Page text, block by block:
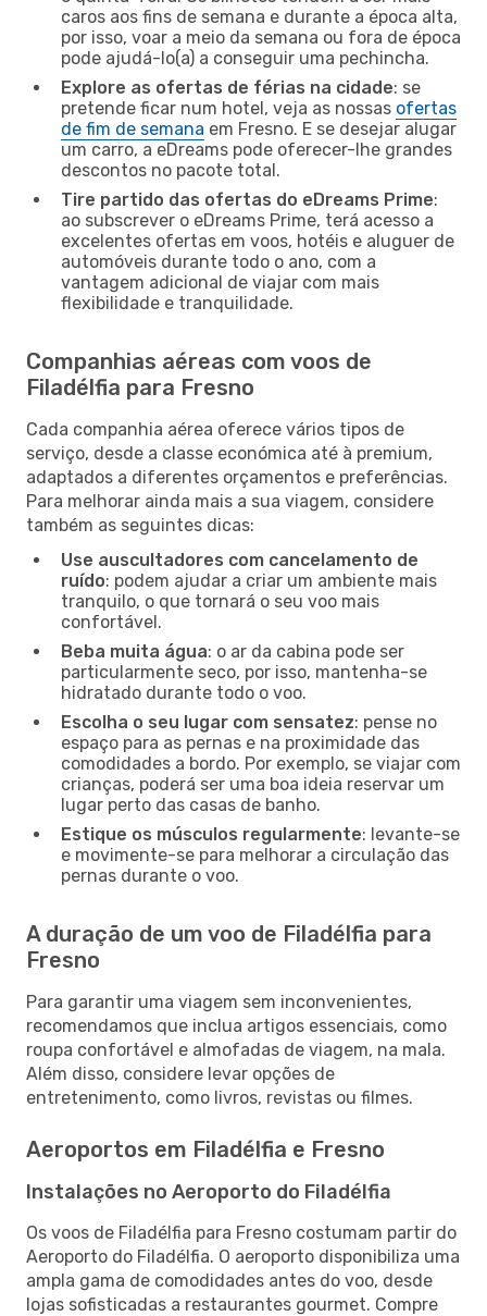
caros aos fins de semana e durante a época alta,
por isso, voar a meio da semana ou fora de época
pode ajudá-lo(a) a conseguir uma pechincha.
Explore as ofertas de férias na cidade: se
pretende ficar num hotel, veja as nossas ofertas
de fim de semana em Fresno. E se desejar alugar
um carro, a eDreams pode oferecer-lhe grandes
descontos no pacote total.
Tire partido das ofertas do eDreams Prime:
ao subscrever o eDreams Prime, terá acesso a
excelentes ofertas em voos, hotéis e aluguer de
automóveis durante todo o ano, com a
vantagem adicional de viajar com mais
flexibilidade e tranquilidade.
Companhias aéreas com voos de
Filadélfia para Fresno
Cada companhia aérea oferece vários tipos de
serviço, desde a classe económica até à premium,
adaptados a diferentes orçamentos e preferências.
Para melhorar ainda mais a sua viagem, considere
também as seguintes dicas:
Use auscultadores com cancelamento de
ruído: podem ajudar a criar um ambiente mais
tranquilo, o que tornará o seu voo mais
confortável.
Beba muita água: o ar da cabina pode ser
particularmente seco, por isso, mantenha-se
hidratado durante todo o voo.
Escolha o seu lugar com sensatez: pense no
espaço para as pernas e na proximidade das
comodidades a bordo. Por exemplo, se viajar com
crianças, poderá ser uma boa ideia reservar um
lugar perto das casas de banho.
Estique os músculos regularmente: levante-se
e movimente-se para melhorar a circulação das
pernas durante o voo.
A duração de um voo de Filadélfia para
Fresno
Para garantir uma viagem sem inconvenientes,
recomendamos que inclua artigos essenciais, como
roupa confortável e almofadas de viagem, na mala.
Além disso, considere levar opções de
entretenimento, como livros, revistas ou filmes.
Aeroportos em Filadélfia e Fresno
Instalações no Aeroporto do Filadélfia
Os voos de Filadélfia para Fresno costumam partir do
Aeroporto do Filadélfia. O aeroporto disponibiliza uma
ampla gama de comodidades antes do voo, desde
lojas sofisticadas a restaurantes gourmet. Compre